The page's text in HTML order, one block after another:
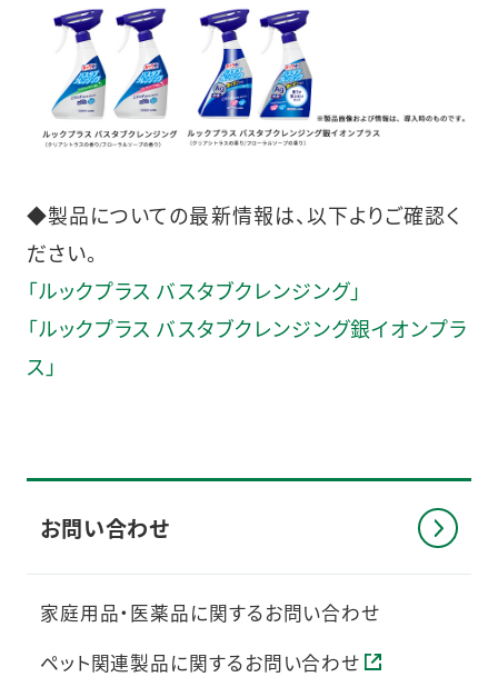
◆製品についての最新情報は、以下よりご確認く
ださい。
「ルックプラス バスタブクレンジング」
「ルックプラス バスタブクレンジング銀イオンプラ
ス」
お問い合わせ
家庭用品・医薬品に関するお問い合わせ
ペット関連製品に関するお問い合わせ